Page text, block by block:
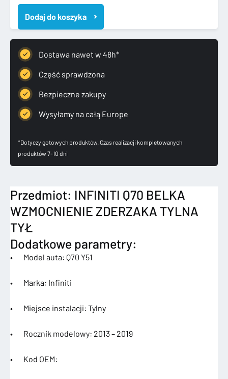
Q70
BELKA
WZMOCNIENIE
ZDERZAKA
TYLNA
TYŁ
Dodaj do koszyka
Dostawa nawet w 48h*
Część sprawdzona
Bezpieczne zakupy
Wysyłamy na całą Europe
*Dotyczy gotowych produktów. Czas realizacji kompletowanych
produktów 7-10 dni
Przedmiot: INFINITI Q70 BELKA
WZMOCNIENIE ZDERZAKA TYLNA
TYŁ
Dodatkowe parametry:
• Model auta: Q70 Y51
• Marka: Infiniti
• Miejsce instalacji: Tylny
• Rocznik modelowy: 2013 – 2019
• Kod OEM: